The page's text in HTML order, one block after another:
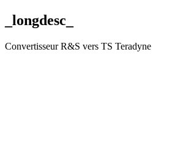
_longdesc_
Convertisseur R&S vers TS Teradyne